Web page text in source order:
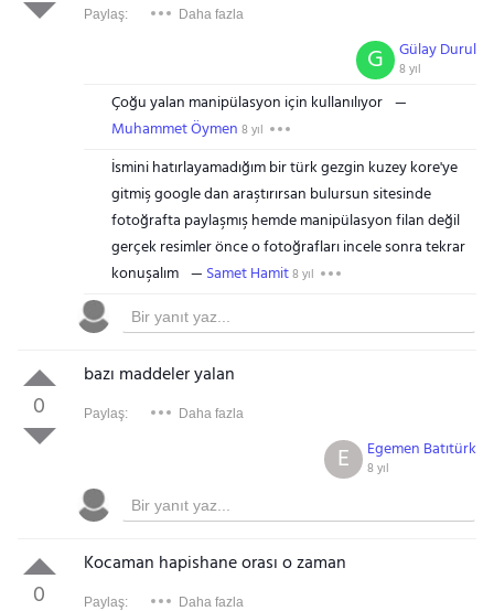
Paylaş: Daha fazla
Gülay Durul
8 yıl
G
Çoğu yalan manipülasyon için kullanılıyor
Muhammet Öymen 8 yıl
İsmini hatırlayamadığım bir türk gezgin kuzey kore'ye
gitmiş google dan araştırırsan bulursun sitesinde
fotoğrafta paylaşmış hemde manipülasyon filan değil
gerçek resimler önce o fotoğrafları incele sonra tekrar
konuşalım
Samet Hamit8 yıl
0
bazı maddeler yalan
Paylaş: Daha fazla
Egemen Batıtürk
8 yıl
E
0
Kocaman hapishane orası o zaman
Paylaş: Daha fazla